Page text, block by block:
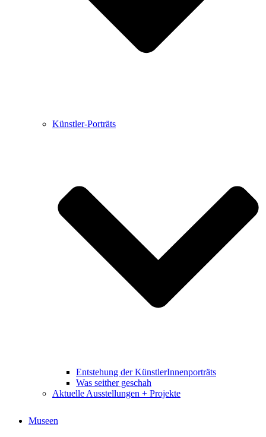
Hörtipps von Harald Schwiers
Kunstausflüge mit Sigrid Balke
Marc Peschke – Out of The Länd
Buchtipps von Uli Rothfuss
Künstler-Porträts
Entstehung der KünstlerInnenporträts
Was seither geschah
Aktuelle Ausstellungen + Projekte
Museen